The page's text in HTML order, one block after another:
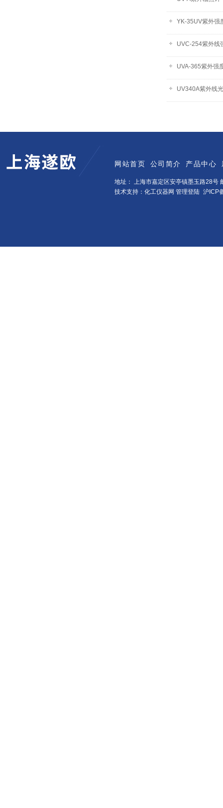
YK-35UV紫外强
UVC-254紫外线
UVA-365紫外强
UV340A紫外线
网站首页 公司简介 产品中心
地址： 上海市嘉定区安亭镇墨玉路28号
技术支持：化工仪器网 管理登陆 沪ICP